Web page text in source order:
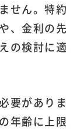
せん。特約
、金利の先
の検討に適
要がありま
年齢に上限